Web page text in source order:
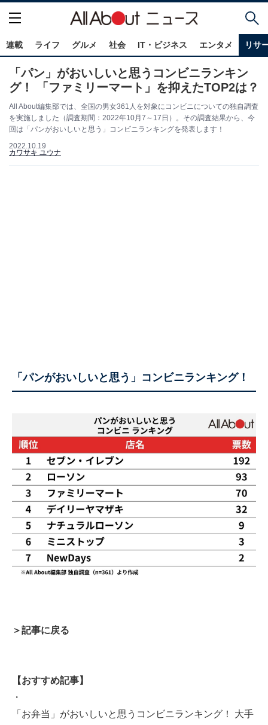
連載 ライフ グルメ 社会 IT・ビジネス エンタメ リサ
「パン」がおいしいと思うコンビニランキン
グ！ 「ファミリーマート」を抑えたTOP2は？
All About編集部では、全国の男女361人を対象にコンビニについての独自調査
を実施しました（調査期間：2022年10月7～17日）。その調査結果から、今
回は「パンがおいしいと思う」コンビニランキングを発表します！
2022.10.19
カワサキ ユウナ
「パンがおいしいと思う」コンビニランキング！
＞記事に戻る
【おすすめ記事】
・
「お弁当」がおいしいと思うコンビニランキング！ 大手